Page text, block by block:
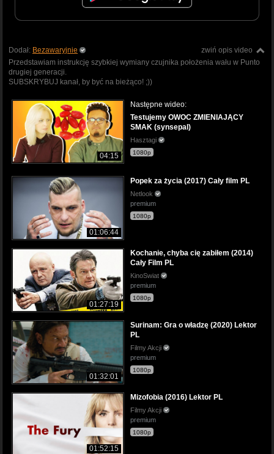
zwiń opis video
Dodał: Bezawaryjnie
Przedstawiam instrukcję szybkiej wymiany czujnika położenia wału w Punto
drugiej generacji.
SUBSKRYBUJ kanał, by być na bieżąco! ;))
04:15
Następne wideo:
Testujemy OWOC ZMIENIAJĄCY
SMAK (synsepal)
Hasztagi
1080p
01:06:44
Popek za życia (2017) Cały film PL
Netlook
premium
1080p
01:27:19
Kochanie, chyba cię zabiłem (2014)
Cały Film PL
KinoSwiat
premium
1080p
01:32:01
Surinam: Gra o władzę (2020) Lektor
PL
Filmy Akcji
premium
1080p
01:52:15
Mizofobia (2016) Lektor PL
Filmy Akcji
premium
1080p